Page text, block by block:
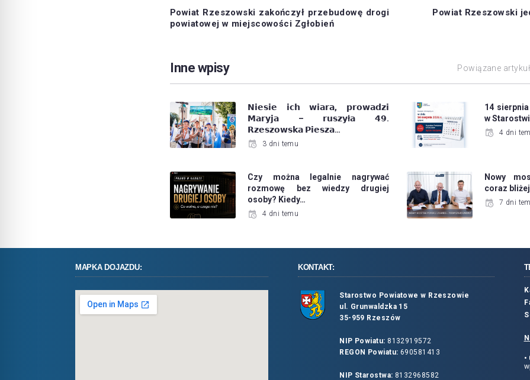
Powiat Rzeszowski zakończył przebudowę drogi
powiatowej w miejscowości Zgłobień
Powiat Rzeszowski
Inne wpisy Powiązane
𝗡𝗶𝗲𝘀𝗶𝗲 𝗶𝗰𝗵 𝘄𝗶𝗮𝗿𝗮, 𝗽𝗿𝗼𝘄𝗮𝗱𝘇𝗶
𝗠𝗮𝗿𝘆𝗷𝗮 – 𝗿𝘂𝘀𝘇𝘆ł𝗮 𝟰𝟵.
𝗥𝘇𝗲𝘀𝘇𝗼𝘄𝘀𝗸𝗮 𝗣𝗶𝗲𝘀𝘇𝗮…
3 dni temu
14
w
4 dni
Czy można legalnie nagrywać
rozmowę bez wiedzy drugiej
osoby? Kiedy…
4 dni temu
Nowy
coraz
7 dni
MAPKA DOJAZDU: KONTAKT:
Starostwo Powiatowe w Rzeszowie
ul. Grunwaldzka 15
35-959 Rzeszów
NIP Powiatu: 8132919572
REGON Powiatu: 690581413
NIP Starostwa: 8132968582
•